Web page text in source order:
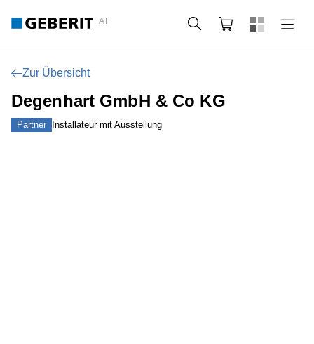
AT Suche Warenkorb
Zur Übersicht
Degenhart GmbH & Co KG
Partner Installateur mit Ausstellung